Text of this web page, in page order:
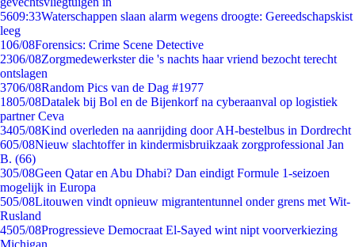
5609:33Waterschappen slaan alarm wegens droogte: Gereedschapskist
leeg
106/08Forensics: Crime Scene Detective
2306/08Zorgmedewerkster die 's nachts haar vriend bezocht terecht
ontslagen
3706/08Random Pics van de Dag #1977
1805/08Datalek bij Bol en de Bijenkorf na cyberaanval op logistiek
partner Ceva
3405/08Kind overleden na aanrijding door AH-bestelbus in Dordrecht
605/08Nieuw slachtoffer in kindermisbruikzaak zorgprofessional Jan
B. (66)
305/08Geen Qatar en Abu Dhabi? Dan eindigt Formule 1-seizoen
mogelijk in Europa
505/08Litouwen vindt opnieuw migrantentunnel onder grens met Wit-
Rusland
4505/08Progressieve Democraat El-Sayed wint nipt voorverkiezing
Michigan